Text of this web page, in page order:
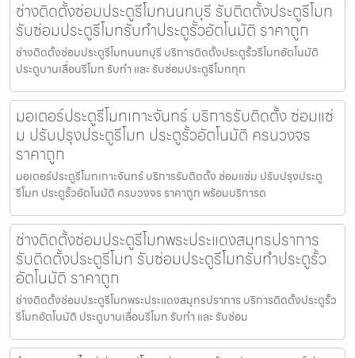
ช่างติดตั้งซ่อมประตูรีโมทนนทบุรี รับติดตั้งประตูรีโมท
รับซ่อมประตูรีโมทรับทำประตูรั้วอัตโนมัติ ราคาถูก
ช่างติดตั้งซ่อมประตูรีโมทนนทบุรี บริการติดตั้งประตูรั้วรีโมทอัตโนมัติ
ประตูบานเลื่อนรีโมท รับทำ และ รับซ่อมประตูรีโมททุก
มอเตอร์ประตูรีโมทเกาะจันทร์ บริการรับติดตั้ง ซ่อมแซ่
ม ปรับปรุงประตูรีโมท ประตูรั้วอัตโนมัติ ครบวงจร
ราคาถูก
มอเตอร์ประตูรีโมทเกาะจันทร์ บริการรับติดตั้ง ซ่อมแซ่ม ปรับปรุงประตู
รีโมท ประตูรั้วอัตโนมัติ ครบวงจร ราคาถูก พร้อมบริการด
ช่างติดตั้งซ่อมประตูรีโมทพระประแดงสมุทรปราการ
รับติดตั้งประตูรีโมท รับซ่อมประตูรีโมทรับทำประตูรั้ว
อัตโนมัติ ราคาถูก
ช่างติดตั้งซ่อมประตูรีโมทพระประแดงสมุทรปราการ บริการติดตั้งประตูรั้ว
รีโมทอัตโนมัติ ประตูบานเลื่อนรีโมท รับทำ และ รับซ่อม